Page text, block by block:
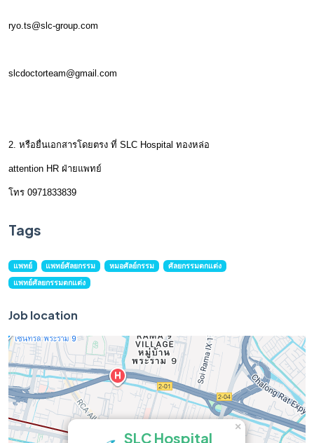
ryo.ts@slc-group.com
slcdoctorteam@gmail.com
2. หรือยื่นเอกสารโดยตรง ที่ SLC Hospital ทองหล่อ
attention HR ฝ่ายแพทย์
โทร 0971833839
Tags
แพทย์ แพทย์ศัลยกรรม หมอศัลย์กรรม
ศัลยกรรมตกแต่ง
แพทย์ศัลยกรรมตกแต่ง
Job location
SLC Hospital
×